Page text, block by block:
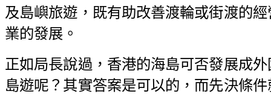
及島嶼旅遊，既有助改善渡輪或街渡的
業的發展。
正如局長說過，香港的海島可否發展成
島遊呢？其實答案是可以的，而先決條